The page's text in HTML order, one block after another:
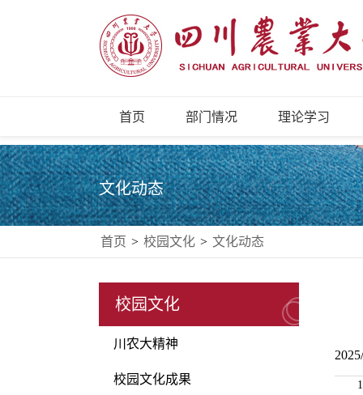
首页 部门情况 理论学习
文化动态
首页 > 校园文化 > 文化动态
校园文化
川农大精神
校园文化成果